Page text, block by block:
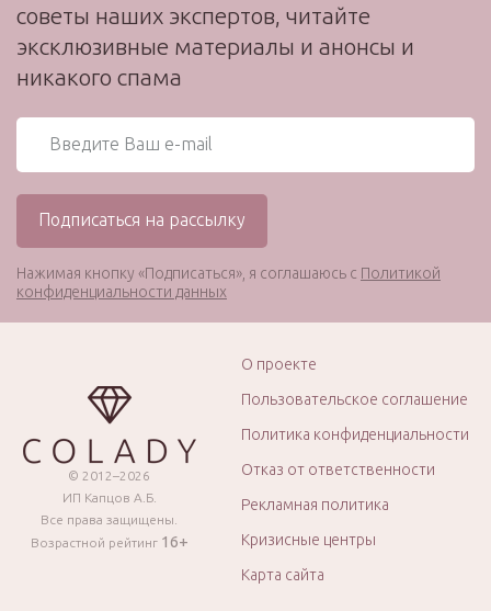
советы наших экспертов, читайте
эксклюзивные материалы и анонсы и
никакого спама
Нажимая кнопку «Подписаться», я соглашаюсь с Политикой
конфиденциальности данных
© 2012–2026
ИП Капцов А.Б.
Все права защищены.
Возрастной рейтинг 16+
О проекте
Пользовательское соглашение
Политика конфиденциальности
Отказ от ответственности
Рекламная политика
Кризисные центры
Карта сайта